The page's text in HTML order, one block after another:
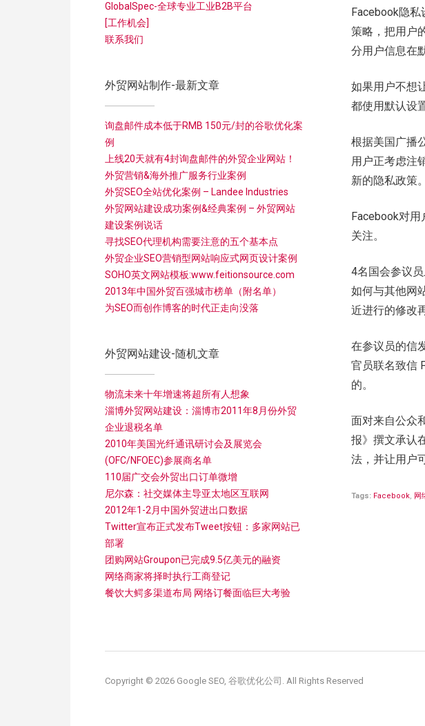
Facebook隐
策略，把用户
分用户信息在
如果用户不想
都使用默认设
根据美国广播
用户正考虑注
新的隐私政策
Facebook对
关注。
4名国会参议
如何与其他网
近进行的修改
在参议员的信
官员联名致信
的。
面对来自公众
报》撰文承认
法，并让用户
Tags: Facebook, 网
GlobalSpec-全球专业工业B2B平台
[工作机会]
联系我们
外贸网站制作-最新文章
询盘邮件成本低于RMB 150元/封的谷歌优化案
例
上线20天就有4封询盘邮件的外贸企业网站！
外贸营销&海外推广服务行业案例
外贸SEO全站优化案例 – Landee Industries
外贸网站建设成功案例&经典案例 – 外贸网站
建设案例说话
寻找SEO代理机构需要注意的五个基本点
外贸企业SEO营销型网站响应式网页设计案例
SOHO英文网站模板:www.feitionsource.com
2013年中国外贸百强城市榜单（附名单）
为SEO而创作博客的时代正走向没落
外贸网站建设-随机文章
物流未来十年增速将超所有人想象
淄博外贸网站建设：淄博市2011年8月份外贸
企业退税名单
2010年美国光纤通讯研讨会及展览会
(OFC/NFOEC)参展商名单
110届广交会外贸出口订单微增
尼尔森：社交媒体主导亚太地区互联网
2012年1-2月中国外贸进出口数据
Twitter宣布正式发布Tweet按钮：多家网站已
部署
团购网站Groupon已完成9.5亿美元的融资
网络商家将择时执行工商登记
餐饮大鳄多渠道布局 网络订餐面临巨大考验
Copyright © 2026 Google SEO, 谷歌优化公司. All Rights Reserved